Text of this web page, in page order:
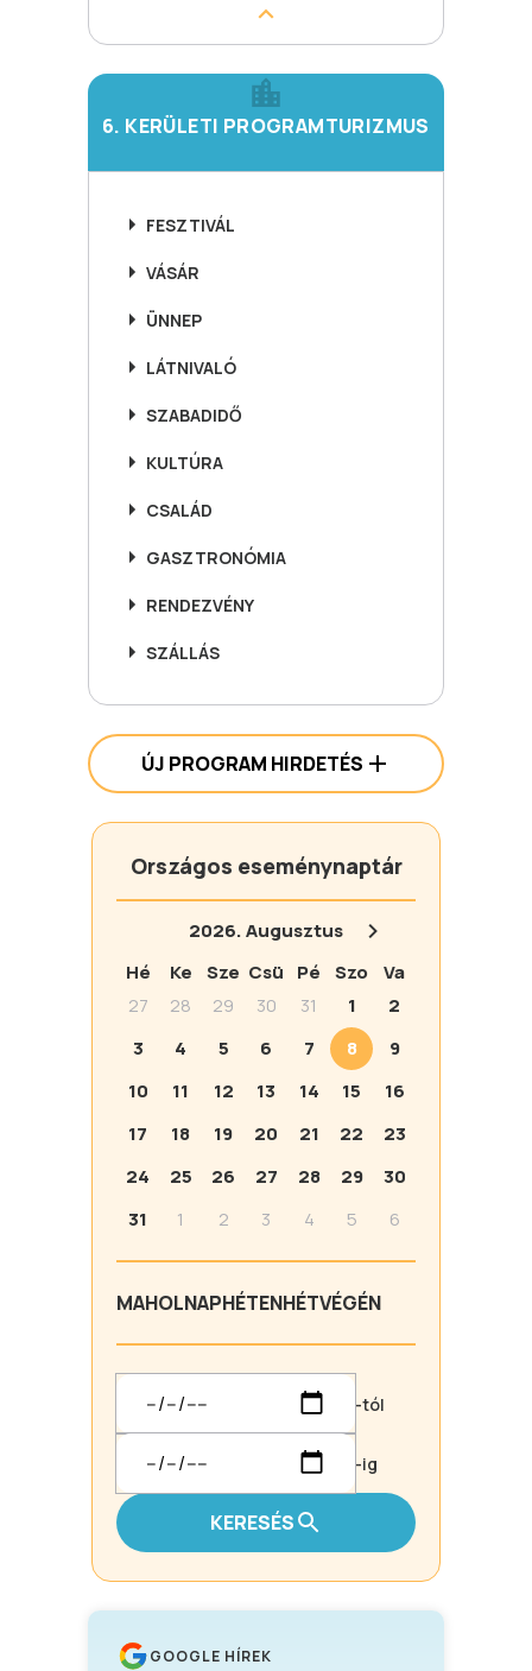
6. KERÜLETI PROGRAMTURIZMUS
FESZTIVÁL
VÁSÁR
ÜNNEP
LÁTNIVALÓ
SZABADIDŐ
KULTÚRA
CSALÁD
GASZTRONÓMIA
RENDEZVÉNY
SZÁLLÁS
ÚJ PROGRAM HIRDETÉS
Országos eseménynaptár
2026.Augusztus
Hé
Ke Sze Csü Pé Szo
Va
27
28 29 30 31 1
2
3
4 5 6 7 8
9
10
11 12 13 14 15
16
17
18 19 20 21 22
23
24
25 26 27 28 29
30
31
1 2 3 4 5 6
MAHOLNAPHÉTENHÉTVÉGÉN
-tól
-ig
KERESÉS
GOOGLE HÍREK